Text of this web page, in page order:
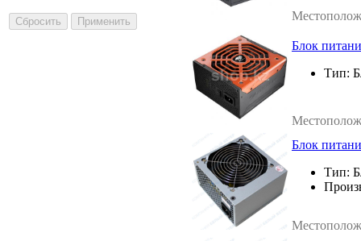
Блок
Тип:
Блок
Тип: